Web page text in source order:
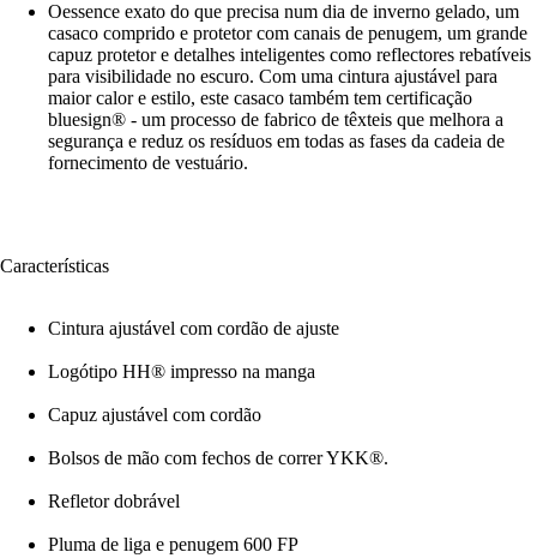
Oessence exato do que precisa num dia de inverno gelado, um
casaco comprido e protetor com canais de penugem, um grande
capuz protetor e detalhes inteligentes como reflectores rebatíveis
para visibilidade no escuro. Com uma cintura ajustável para
maior calor e estilo, este casaco também tem certificação
bluesign® - um processo de fabrico de têxteis que melhora a
segurança e reduz os resíduos em todas as fases da cadeia de
fornecimento de vestuário.
Características
Cintura ajustável com cordão de ajuste
Logótipo HH® impresso na manga
Capuz ajustável com cordão
Bolsos de mão com fechos de correr YKK®.
Refletor dobrável
Pluma de liga e penugem 600 FP